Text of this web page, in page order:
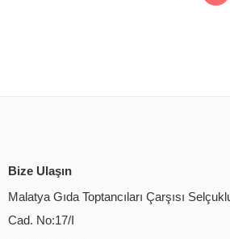
Bize Ulaşın
Malatya Gıda Toptancıları Çarşısı
Cad. No:17/I